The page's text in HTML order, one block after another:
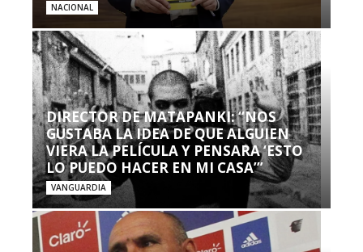
NACIONAL
DIRECTOR DE MATAPANKI: “NOS
GUSTABA LA IDEA DE QUE ALGUIEN
VIERA LA PELÍCULA Y PENSARA ‘ESTO
LO PUEDO HACER EN MI CASA’”
VANGUARDIA